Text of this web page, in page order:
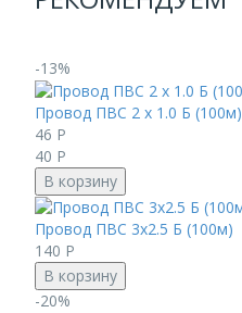
-13%
Провод ПВС 2 х 1.0 Б (100м)
46 Р
40 Р
В корзину
Провод ПВС 3х2.5 Б (100м)
140 Р
В корзину
-20%